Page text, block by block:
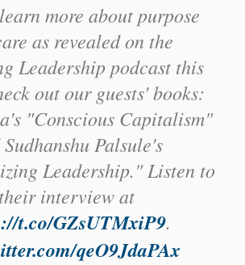
more about purpose
as revealed on the
Leadership podcast this
out our guests' books:
"Conscious Capitalism"
Palsule's
Leadership." Listen to
their interview at
t.co/GZsUTMxiP9.
qeO9JdaPAx